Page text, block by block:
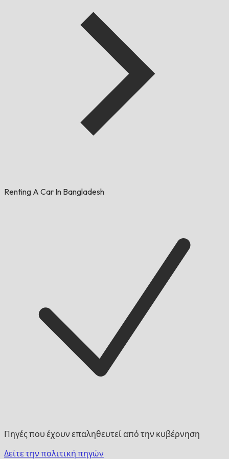
Renting A Car In Bangladesh
Πηγές που έχουν επαληθευτεί από την κυβέρνηση
Δείτε την πολιτική πηγών